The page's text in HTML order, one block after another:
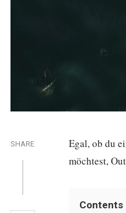
SHARE
Egal, ob du
möchtest,
Contents